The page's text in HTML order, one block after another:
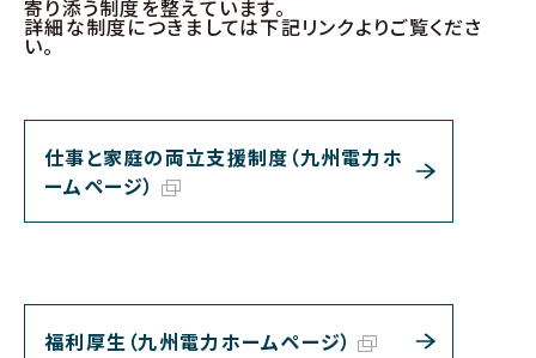
寄り添う制度を整えています。
詳細な制度につきましては下記リンクよりご覧くださ
い。
仕事と家庭の両立支援制度（九州電力ホ
ームページ）
福利厚生（九州電力ホームページ）